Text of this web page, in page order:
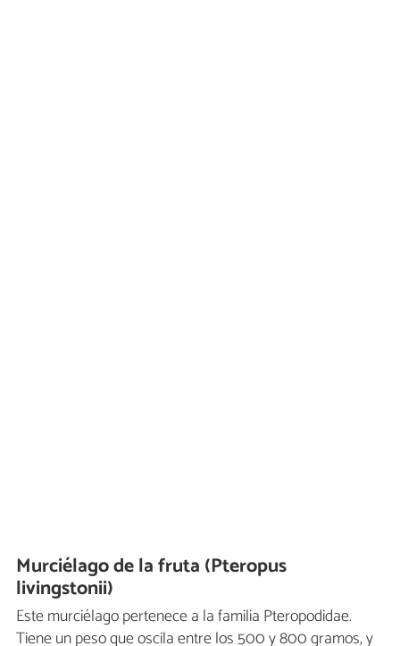
Murciélago de la fruta (Pteropus
livingstonii)
Este murciélago pertenece a la familia Pteropodidae.
Tiene un peso que oscila entre los 500 y 800 gramos, y